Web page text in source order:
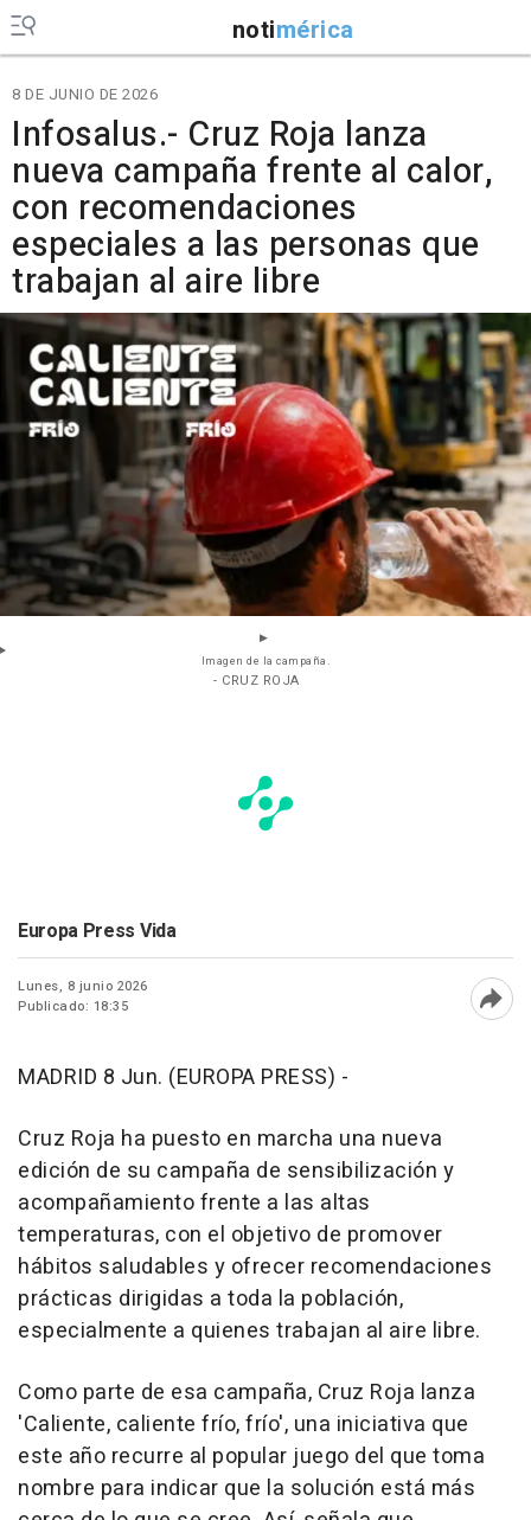
notimérica
8 DE JUNIO DE 2026
Infosalus.- Cruz Roja lanza
nueva campaña frente al calor,
con recomendaciones
especiales a las personas que
trabajan al aire libre
Imagen de la campaña.
- CRUZ ROJA
Europa Press Vida
Lunes, 8 junio 2026
Publicado: 18:35
MADRID 8 Jun. (EUROPA PRESS) -
Cruz Roja ha puesto en marcha una nueva
edición de su campaña de sensibilización y
acompañamiento frente a las altas
temperaturas, con el objetivo de promover
hábitos saludables y ofrecer recomendaciones
prácticas dirigidas a toda la población,
especialmente a quienes trabajan al aire libre.
Como parte de esa campaña, Cruz Roja lanza
'Caliente, caliente frío, frío', una iniciativa que
este año recurre al popular juego del que toma
nombre para indicar que la solución está más